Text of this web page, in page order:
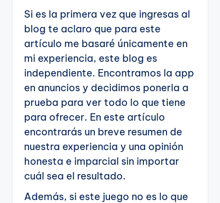
Si es la primera vez que ingresas al
blog te aclaro que para este
artículo me basaré únicamente en
mi experiencia, este blog es
independiente. Encontramos la app
en anuncios y decidimos ponerla a
prueba para ver todo lo que tiene
para ofrecer. En este artículo
encontrarás un breve resumen de
nuestra experiencia y una opinión
honesta e imparcial sin importar
cuál sea el resultado.
Además, si este juego no es lo que